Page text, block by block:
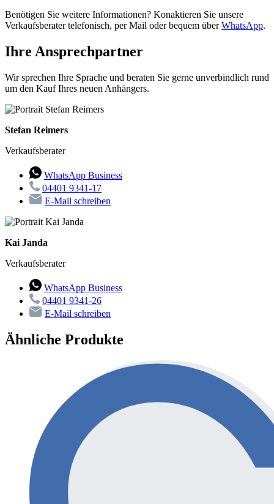
Benötigen Sie weitere Informationen? Konaktieren Sie unsere
Verkaufsberater telefonisch, per Mail oder bequem überWhatsApp.
Ihre Ansprechpartner
Wir sprechen Ihre Sprache und beraten Sie gerne unverbindlich rund
um den Kauf Ihres neuen Anhängers.
Stefan Reimers
Verkaufsberater
WhatsApp Business
04401 9341-17
E-Mail schreiben
Kai Janda
Verkaufsberater
WhatsApp Business
04401 9341-26
E-Mail schreiben
Ähnliche Produkte